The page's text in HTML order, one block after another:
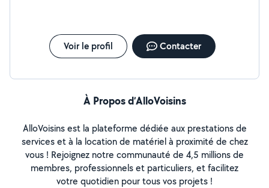
Voir le profil Contacter
À Propos d’AlloVoisins
AlloVoisins est la plateforme dédiée aux prestations de
services et à la location de matériel à proximité de chez
vous ! Rejoignez notre communauté de 4,5 millions de
membres, professionnels et particuliers, et facilitez
votre quotidien pour tous vos projets !